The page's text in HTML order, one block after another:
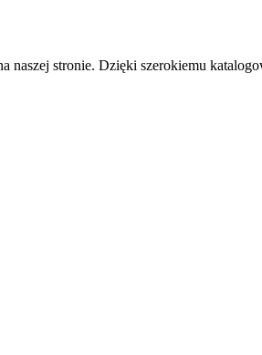
stronie. Dzięki szerokiemu